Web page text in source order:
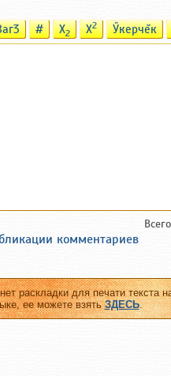
# X2 X2 Ӳкерчĕк
комментариев
раскладки для печати текста
ее можете взятьЗДЕСЬ.